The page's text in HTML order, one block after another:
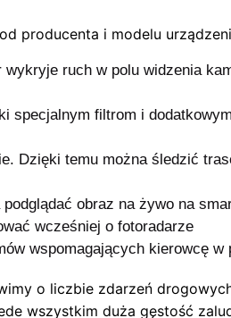
producenta i modelu
ruch w polu widzenia
specjalnym filtrom i
Dzięki temu można śledzić
obraz na żywo na
wcześniej o fotoradarze
wspomagających kierowcę w
o liczbie zdarzeń
wszystkim duża gęstość